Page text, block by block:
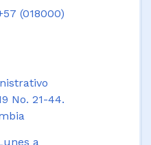
(018000)
No. 21-44.
a